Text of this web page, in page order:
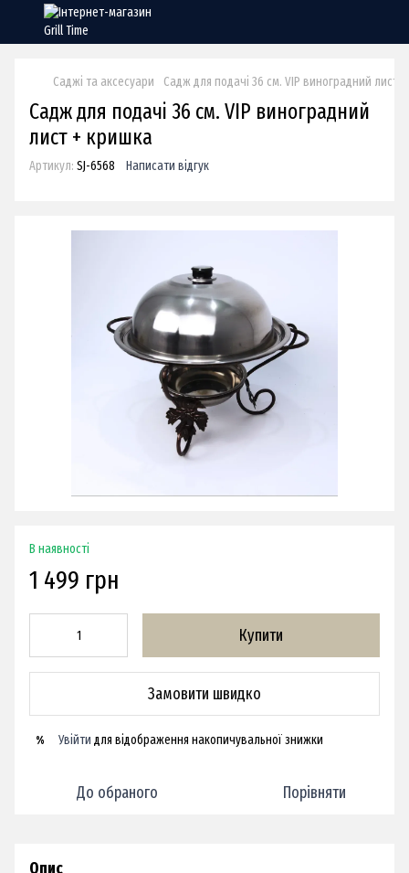
Саджі та аксесуари Садж для подачі 36 см. VIP виноградний лист
Садж для подачі 36 см. VIP виноградний
лист + кришка
Артикул: SJ-6568 Написати відгук
В наявності
1 499 грн
Купити
Замовити швидко
% Увійти для відображення накопичувальної знижки
До обраного Порівняти
Опис